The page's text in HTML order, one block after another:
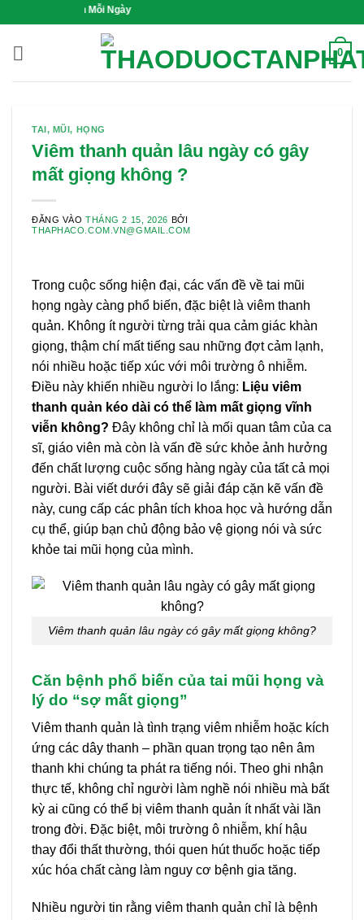
nội
Xanh Mỗi Ngày
0
TAI, MŨI, HỌNG
Viêm thanh quản lâu ngày có gây
mất giọng không ?
ĐĂNG VÀOTHÁNG 2 15, 2026 BỞI
THAPHACO.COM.VN@GMAIL.COM
Trong cuộc sống hiện đại, các vấn đề về tai mũi
họng ngày càng phổ biến, đặc biệt là viêm thanh
quản. Không ít người từng trải qua cảm giác khàn
giọng, thậm chí mất tiếng sau những đợt cảm lạnh,
nói nhiều hoặc tiếp xúc với môi trường ô nhiễm.
Điều này khiến nhiều người lo lắng: Liệu viêm
thanh quản kéo dài có thể làm mất giọng vĩnh
viễn không? Đây không chỉ là mối quan tâm của ca
sĩ, giáo viên mà còn là vấn đề sức khỏe ảnh hưởng
đến chất lượng cuộc sống hàng ngày của tất cả mọi
người. Bài viết dưới đây sẽ giải đáp cặn kẽ vấn đề
này, cung cấp các phân tích khoa học và hướng dẫn
cụ thể, giúp bạn chủ động bảo vệ giọng nói và sức
khỏe tai mũi họng của mình.
Viêm thanh quản lâu ngày có gây mất giọng không?
Căn bệnh phổ biến của tai mũi họng và
lý do “sợ mất giọng”
Viêm thanh quản là tình trạng viêm nhiễm hoặc kích
ứng các dây thanh – phần quan trọng tạo nên âm
thanh khi chúng ta phát ra tiếng nói. Theo ghi nhận
thực tế, không chỉ người làm nghề nói nhiều mà bất
kỳ ai cũng có thể bị viêm thanh quản ít nhất vài lần
trong đời. Đặc biệt, môi trường ô nhiễm, khí hậu
thay đổi thất thường, thói quen hút thuốc hoặc tiếp
xúc hóa chất càng làm nguy cơ bệnh gia tăng.
Nhiều người tin rằng viêm thanh quản chỉ là bệnh